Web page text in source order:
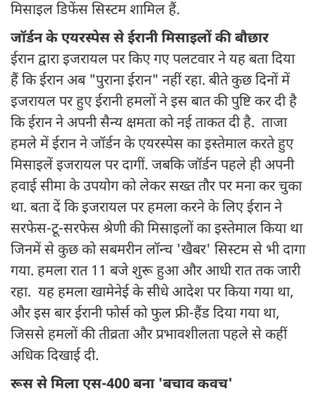
मिसाइल डिफेंस सिस्टम शामिल हैं.
जॉर्डन के एयरस्पेस से ईरानी मिसाइलों की बौछार
ईरान द्वारा इजरायल पर किए गए पलटवार ने यह बता दिया
हैं कि ईरान अब "पुराना ईरान" नहीं रहा. बीते कुछ दिनों में
इजरायल पर हुए ईरानी हमलों ने इस बात की पुष्टि कर दी है
कि ईरान ने अपनी सैन्य क्षमता को नई ताकत दी है. ताजा
हमले में ईरान ने जॉर्डन के एयरस्पेस का इस्तेमाल करते हुए
मिसाइलें इजरायल पर दागीं. जबकि जॉर्डन पहले ही अपनी
हवाई सीमा के उपयोग को लेकर सख्त तौर पर मना कर चुका
था. बता दें कि इजरायल पर हमला करने के लिए ईरान ने
सरफेस-टू-सरफेस श्रेणी की मिसाइलों का इस्तेमाल किया था
जिनमें से कुछ को सबमरीन लॉन्च 'खैबर' सिस्टम से भी दागा
गया. हमला रात 11 बजे शुरू हुआ और आधी रात तक जारी
रहा. यह हमला खामेनेई के सीधे आदेश पर किया गया था,
और इस बार ईरानी फोर्स को फुल फ्री-हैंड दिया गया था,
जिससे हमलों की तीव्रता और प्रभावशीलता पहले से कहीं
अधिक दिखाई दी.
रूस से मिला एस-400 बना 'बचाव कवच'